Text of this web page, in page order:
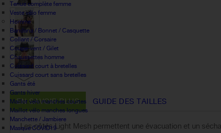
Tenue complète femme
Veste vélo femme
Homme
Bandana / Bonnet / Casquette
Collant / Corsaire
Coupe-vent / Gilet
Chaussettes homme
Cuissard court à bretelles
Cuissard court sans bretelles
Gants été
Gants hiver
Maillot vélo manches courtes
Maillot vélo manches longues
Manchette / Jambiere
Masque COVID19
EN SAVOIR PLUS GUIDE DES TAILLES
Les côtés Light Mesh permettent une évacuation et un